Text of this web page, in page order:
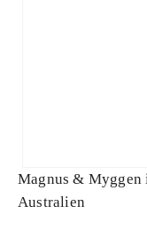
Magnus & Myggen
Australien